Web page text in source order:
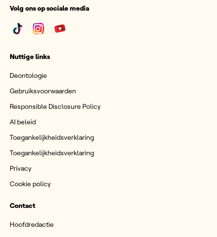
Volg ons op sociale media
Nuttige links
Deontologie
Gebruiksvoorwaarden
Responsible Disclosure Policy
AI beleid
Toegankelijkheidsverklaring
Toegankelijkheidsverklaring
Privacy
Cookie policy
Contact
Hoofdredactie